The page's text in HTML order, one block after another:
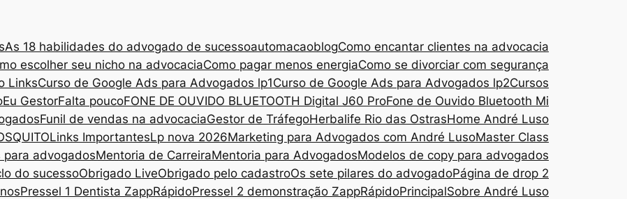
As 18 habilidades do advogado de sucessoautomacaoblogComo encantar clientes na advocacia
escolher seu nicho na advocaciaComo pagar menos energiaComo se divorciar com segurança
LinksCurso de Google Ads para Advogados lp1Curso de Google Ads para Advogados lp2Cursos
Eu GestorFalta poucoFONE DE OUVIDO BLUETOOTH Digital J60 ProFone de Ouvido Bluetooth Mi
Funil de vendas na advocaciaGestor de TráfegoHerbalife Rio das OstrasHome André Luso
Links ImportantesLp nova 2026Marketing para Advogados com André LusoMaster Class
para advogadosMentoria de CarreiraMentoria para AdvogadosModelos de copy para advogados
do sucessoObrigado LiveObrigado pelo cadastroOs sete pilares do advogadoPágina de drop 2
Pressel 1 Dentista ZappRápidoPressel 2 demonstração ZappRápidoPrincipalSobre André Luso